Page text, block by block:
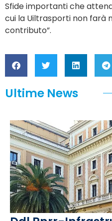
Sfide importanti che
cui la Uiltrasporti non farà
contributo”.
Ultime News